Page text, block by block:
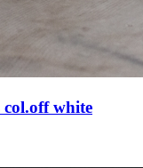
col.off white